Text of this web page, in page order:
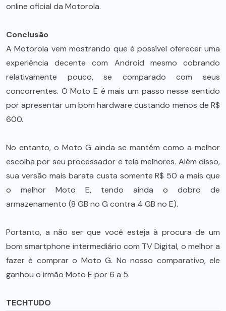
online oficial da Motorola.
Conclusão
A Motorola vem mostrando que é possível oferecer uma
experiência decente com Android mesmo cobrando
relativamente pouco, se comparado com seus
concorrentes. O Moto E é mais um passo nesse sentido
por apresentar um bom hardware custando menos de R$
600.
No entanto, o Moto G ainda se mantém como a melhor
escolha por seu processador e tela melhores. Além disso,
sua versão mais barata custa somente R$ 50 a mais que
o melhor Moto E, tendo ainda o dobro de
armazenamento (8 GB no G contra 4 GB no E).
Portanto, a não ser que você esteja à procura de um
bom smartphone intermediário com TV Digital, o melhor a
fazer é comprar o Moto G. No nosso comparativo, ele
ganhou o irmão Moto E por 6 a 5.
TECHTUDO